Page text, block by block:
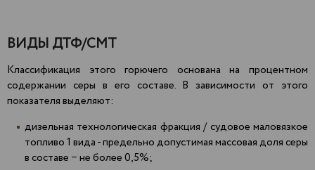
ВИДЫ ДТФ/СМТ
Классификация этого горючего основана на процентном
содержании серы в его составе. В зависимости от этого
показателя выделяют:
дизельная технологическая фракция / судовое маловязкое
топливо 1 вида - предельно допустимая массовая доля серы
в составе − не более 0,5%;